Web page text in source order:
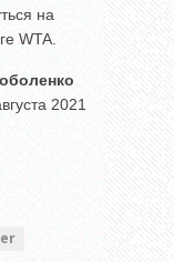
на
WTA.
2021